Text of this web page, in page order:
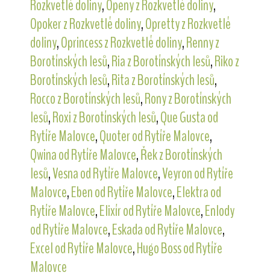
Rozkvetlé doliny,Openy z Rozkvetlé doliny,
Opoker z Rozkvetlé doliny,Opretty z Rozkvetlé
doliny,Oprincess z Rozkvetlé doliny,Renny z
Borotínských lesů,Ria z Borotínských lesů,Riko z
Borotínských lesů,Rita z Borotínských lesů,
Rocco z Borotínských lesů,Rony z Borotínských
lesů,Roxi z Borotínských lesů,Que Gusta od
Rytíře Malovce,Quoter od Rytíře Malovce,
Qwina od Rytíře Malovce,Řek z Borotínských
lesů,Vesna od Rytíře Malovce,Veyron od Rytíře
Malovce,Eben od Rytíře Malovce,Elektra od
Rytíře Malovce,Elixír od Rytíře Malovce,Enlody
od Rytíře Malovce,Eskada od Rytíře Malovce,
Excel od Rytíře Malovce,Hugo Boss od Rytíře
Malovce